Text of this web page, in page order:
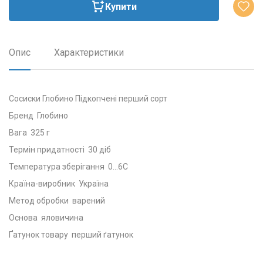
Купити
Опис Характеристики
Сосиски Глобино Підкопчені перший сорт
Бренд Глобино
Вага 325 г
Термін придатності 30 діб
Температура зберігання 0...6С
Країна-виробник Україна
Метод обробки варений
Основа яловичина
Ґатунок товару перший ґатунок